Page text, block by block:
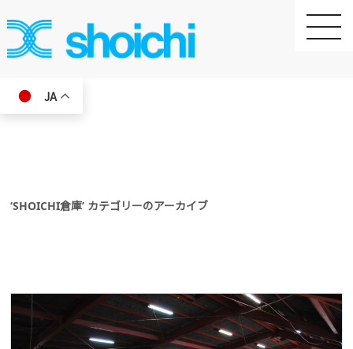
toggle
JA
‘SHOICHI倉庫’ カテゴリーのアーカイブ